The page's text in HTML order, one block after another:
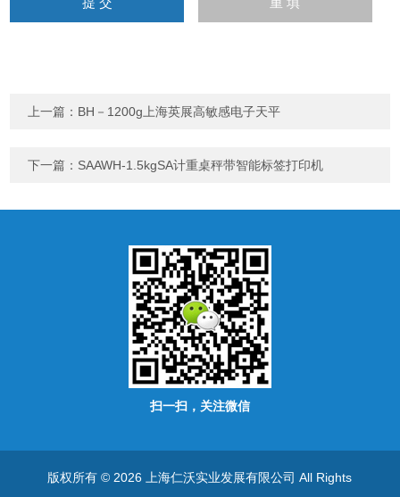
上一篇： BH－1200g上海英展高敏感电子天平
下一篇： SAAWH-1.5kgSA计重桌秤带智能标签打印机
扫一扫，关注微信
版权所有 © 2026 上海仁沃实业发展有限公司 All Rights